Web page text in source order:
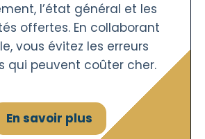
l’état général et les
offertes. En collaborant
vous évitez les erreurs
qui peuvent coûter cher.
En savoir plus